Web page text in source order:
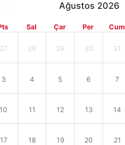
Ağustos 2026
Sal Çar Per Cum
27 28 29 30 31
3 4 5 6 7
10 11 12 13 14
17 18 19 20 21